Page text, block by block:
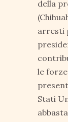
della
arresti
le
Stati